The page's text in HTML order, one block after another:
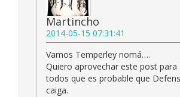
Martincho
2014-05-15 07:31:41
Vamos Temperley nomá….
Quiero aprovechar este post para
todos que es probable que
caiga.